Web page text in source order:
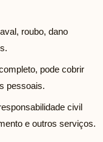
roubo, dano
pode cobrir
pessoais.
civil
e outros serviços.